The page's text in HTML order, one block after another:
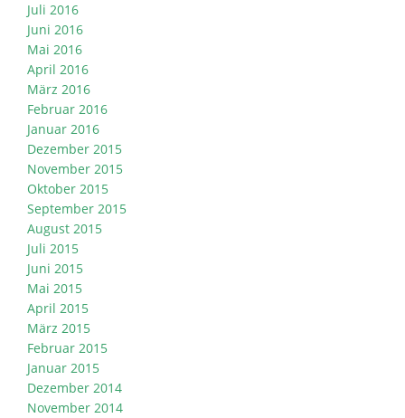
Juli 2016
Juni 2016
Mai 2016
April 2016
März 2016
Februar 2016
Januar 2016
Dezember 2015
November 2015
Oktober 2015
September 2015
August 2015
Juli 2015
Juni 2015
Mai 2015
April 2015
März 2015
Februar 2015
Januar 2015
Dezember 2014
November 2014